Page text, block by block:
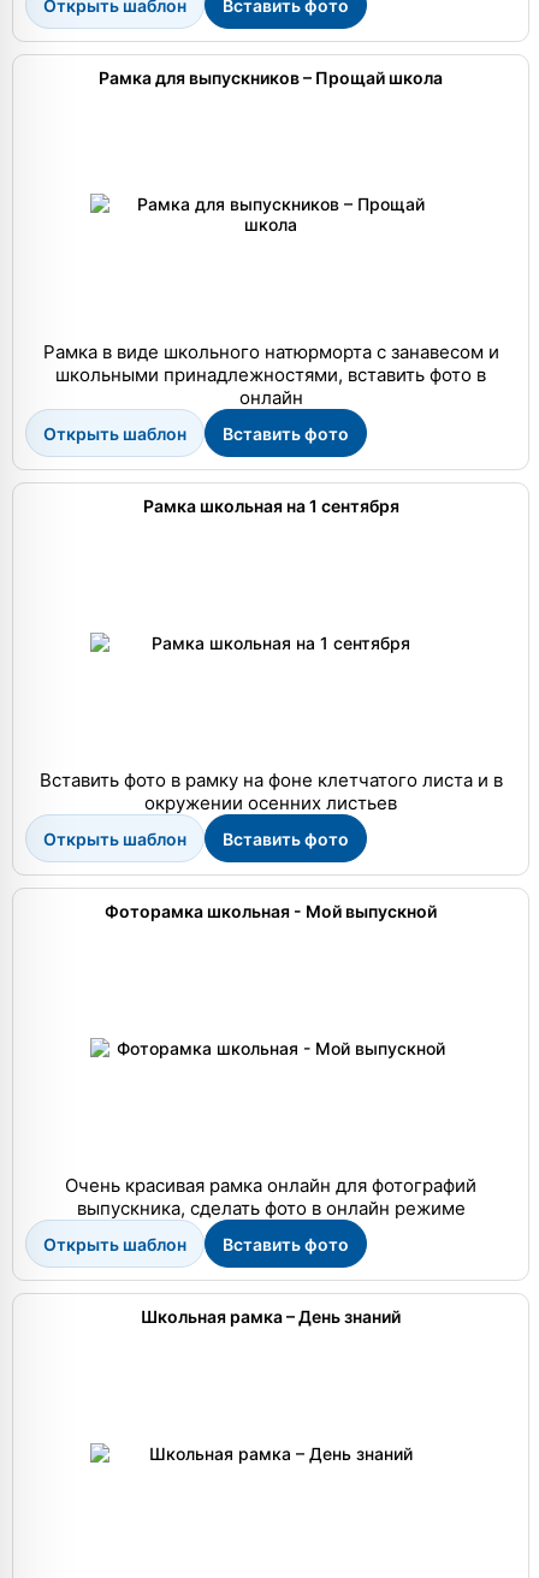
Открыть шаблон Вставить фото
Рамка для выпускников – Прощай школа
Рамка в виде школьного натюрморта с занавесом и
школьными принадлежностями, вставить фото в
онлайн
Открыть шаблон Вставить фото
Рамка школьная на 1 сентября
Вставить фото в рамку на фоне клетчатого листа и в
окружении осенних листьев
Открыть шаблон Вставить фото
Фоторамка школьная - Мой выпускной
Очень красивая рамка онлайн для фотографий
выпускника, сделать фото в онлайн режиме
Открыть шаблон Вставить фото
Школьная рамка – День знаний